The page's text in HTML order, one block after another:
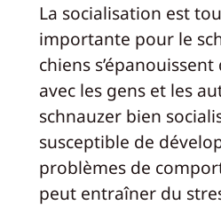
La socialisation est
importante pour le
chiens
avec les gens et les
schnauzer bien
susceptible de
problèmes de
peut entraîner du